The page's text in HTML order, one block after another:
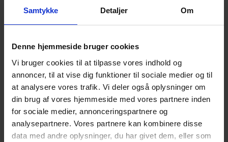
Samtykke Detaljer Om
Denne hjemmeside bruger cookies
Vi bruger cookies til at tilpasse vores indhold og
annoncer, til at vise dig funktioner til sociale medier og til
at analysere vores trafik. Vi deler også oplysninger om
din brug af vores hjemmeside med vores partnere inden
for sociale medier, annonceringspartnere og
analysepartnere. Vores partnere kan kombinere disse
data med andre oplysninger, du har givet dem, eller som
vigtigt at få lukket de huller, der giver Temu
mulighed for at sende skadelige produkter ind i
EU. Og så skal der føres kontrol med, at det ikke
sker. Hvis det ikke sikres, så får Temu bare
mulighed for at købe sig ind på det europæiske
marked. Det er aflad, og det dur ikke,” slutter